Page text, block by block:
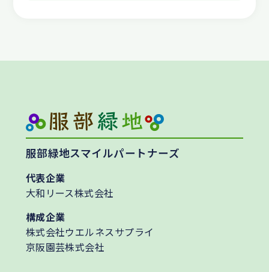
服部緑地スマイルパートナーズ
代表企業
大和リース株式会社
構成企業
株式会社ウエルネスサプライ
京阪園芸株式会社